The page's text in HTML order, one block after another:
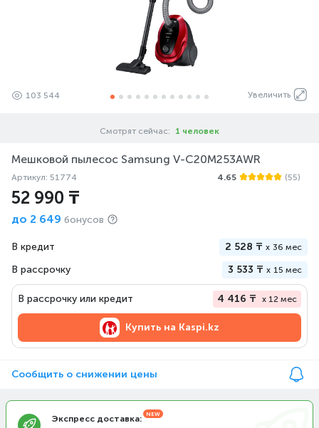
Увеличить
103 544
Смотрят сейчас: 1 человек
Мешковой пылесос Samsung V-C20M253AWR
Артикул: 51774 4.65 (55)
52 990 ₸
до 2 649 бонусов
В кредит 2 528 ₸ x 36 мес
В рассрочку 3 533 ₸ x 15 мес
В рассрочку или кредит 4 416 ₸ x 12 мес
Купить на Kaspi.kz
Сообщить о снижении цены
Экспресс доставка: